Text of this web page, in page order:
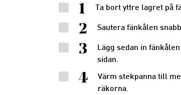
1 Ta bort yttre lagret på
2 Sautera fänkålen
3
Lägg sedan in
sidan.
4
Värm stekpanna till
räkorna.